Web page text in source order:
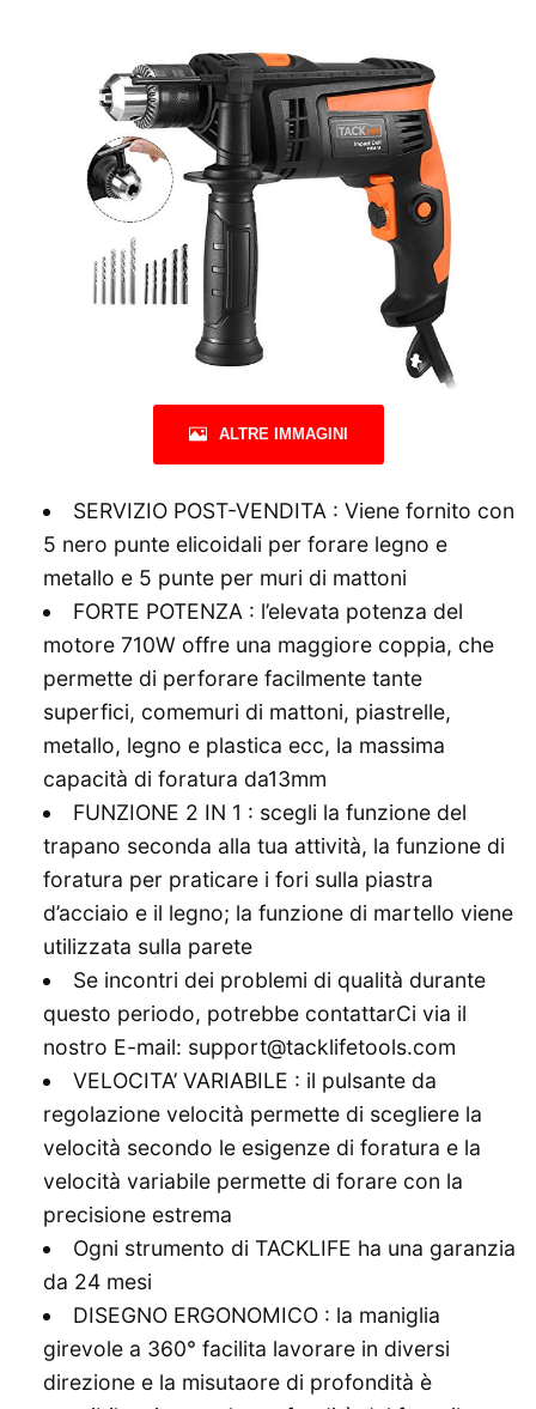
ALTRE IMMAGINI
SERVIZIO POST-VENDITA : Viene fornito con
5 nero punte elicoidali per forare legno e
metallo e 5 punte per muri di mattoni
FORTE POTENZA : l’elevata potenza del
motore 710W offre una maggiore coppia, che
permette di perforare facilmente tante
superfici, comemuri di mattoni, piastrelle,
metallo, legno e plastica ecc, la massima
capacità di foratura da13mm
FUNZIONE 2 IN 1 : scegli la funzione del
trapano seconda alla tua attività, la funzione di
foratura per praticare i fori sulla piastra
d’acciaio e il legno; la funzione di martello viene
utilizzata sulla parete
Se incontri dei problemi di qualità durante
questo periodo, potrebbe contattarCi via il
nostro E-mail: support@tacklifetools.com
VELOCITA’ VARIABILE : il pulsante da
regolazione velocità permette di scegliere la
velocità secondo le esigenze di foratura e la
velocità variabile permette di forare con la
precisione estrema
Ogni strumento di TACKLIFE ha una garanzia
da 24 mesi
DISEGNO ERGONOMICO : la maniglia
girevole a 360° facilita lavorare in diversi
direzione e la misutaore di profondità è